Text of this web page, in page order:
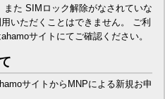
た SIMロック解除がなされていな
いただくことはできません。 ご利
サイトにてご確認ください。
サイトからMNPによる新規お申